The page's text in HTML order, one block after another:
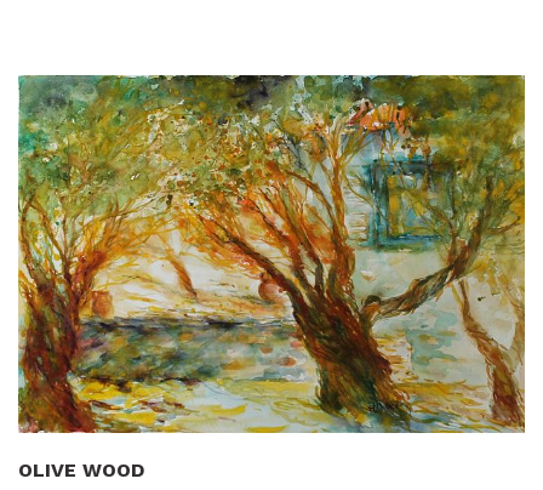
OLIVE WOOD